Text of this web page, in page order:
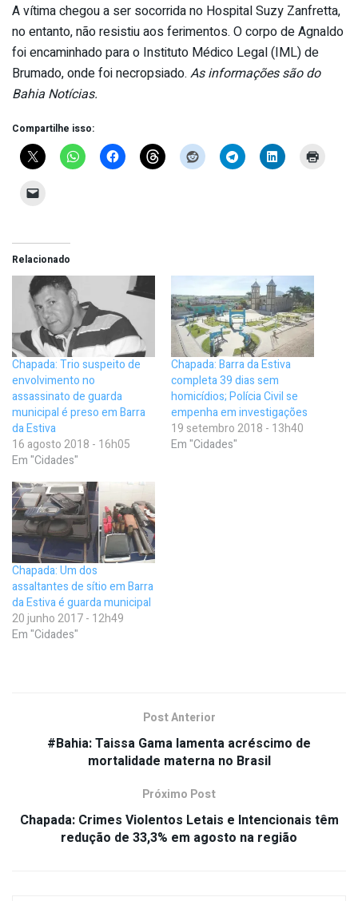
A vítima chegou a ser socorrida no Hospital Suzy Zanfretta,
no entanto, não resistiu aos ferimentos. O corpo de Agnaldo
foi encaminhado para o Instituto Médico Legal (IML) de
Brumado, onde foi necropsiado. As informações são do
Bahia Notícias.
Compartilhe isso:
Relacionado
Chapada: Trio suspeito de
envolvimento no
assassinato de guarda
municipal é preso em Barra
da Estiva
16 agosto 2018 - 16h05
Em "Cidades"
Chapada: Barra da Estiva
completa 39 dias sem
homicídios; Polícia Civil se
empenha em investigações
19 setembro 2018 - 13h40
Em "Cidades"
Chapada: Um dos
assaltantes de sítio em Barra
da Estiva é guarda municipal
20 junho 2017 - 12h49
Em "Cidades"
Post Anterior
#Bahia: Taissa Gama lamenta acréscimo de
mortalidade materna no Brasil
Próximo Post
Chapada: Crimes Violentos Letais e Intencionais têm
redução de 33,3% em agosto na região